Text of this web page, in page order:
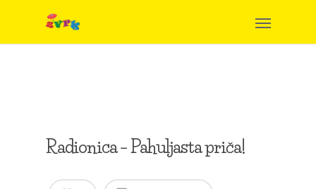
Radionica – Pahuljasta priča!